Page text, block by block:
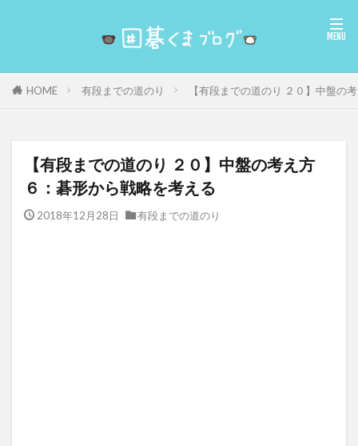
HOME 有段までの道のり 【有段までの道のり ２０】中盤の
【有段までの道のり ２０】中盤の考え方
６：碁形から戦略を考える
2018年12月28日 有段までの道のり